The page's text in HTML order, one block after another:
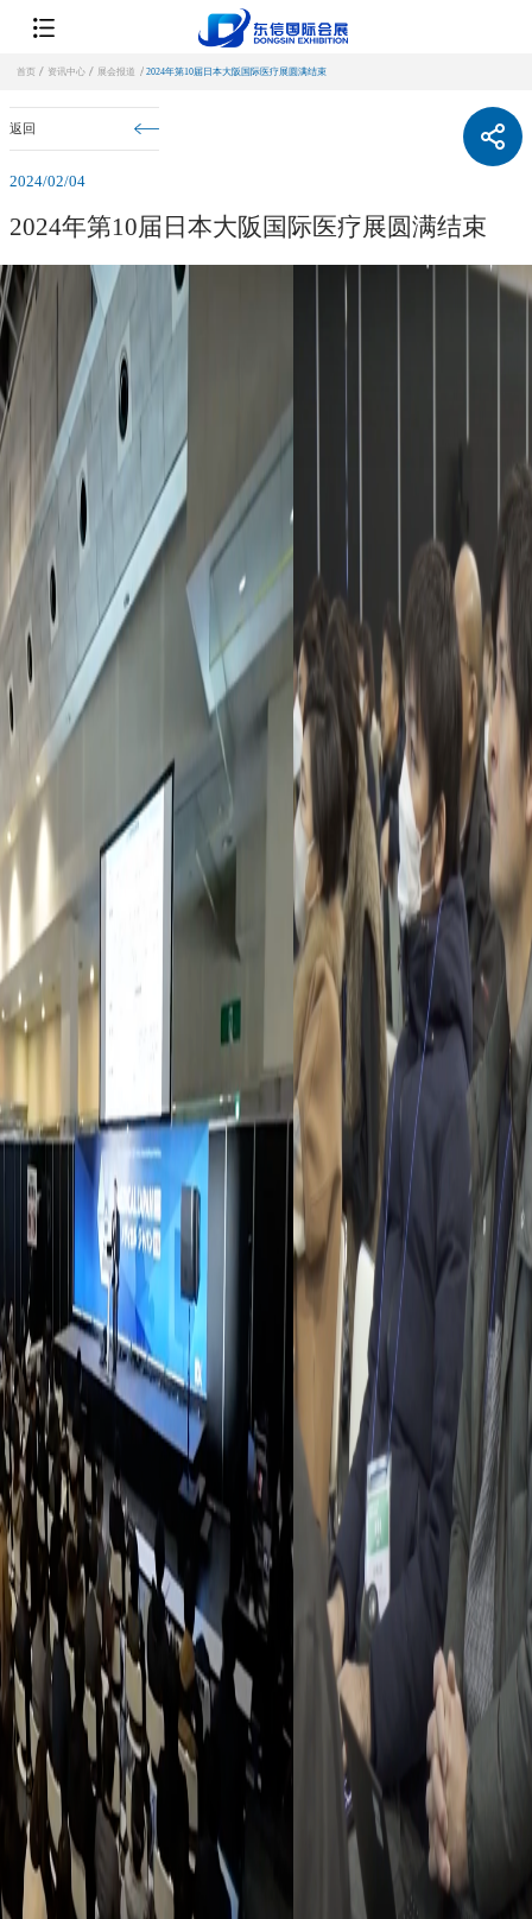
首页 资讯中心 展会报道 2024年第10届日本大阪国际医疗展圆满结束
返回
2024/02/04
2024年第10届日本大阪国际医疗展圆满结束